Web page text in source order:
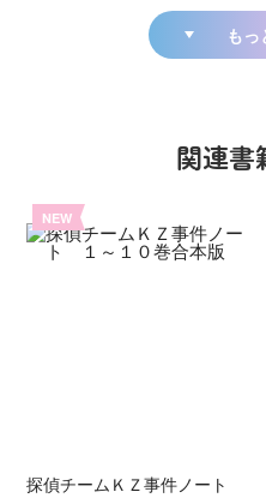
もっ
関連書
NEW
探偵チームＫＺ事件ノート